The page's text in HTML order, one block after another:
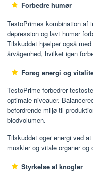
Forbedre humør
TestoPrimes kombination af
depression og lavt humør
Tilskuddet hjælper også
årvågenhed, hvilket igen
Forøg energi og
TestoPrime forbedrer
optimale niveauer.
befordrende miljø til
blodvolumen.
Tilskuddet øger energi ved
muskler og vitale organer
Styrkelse af knogler